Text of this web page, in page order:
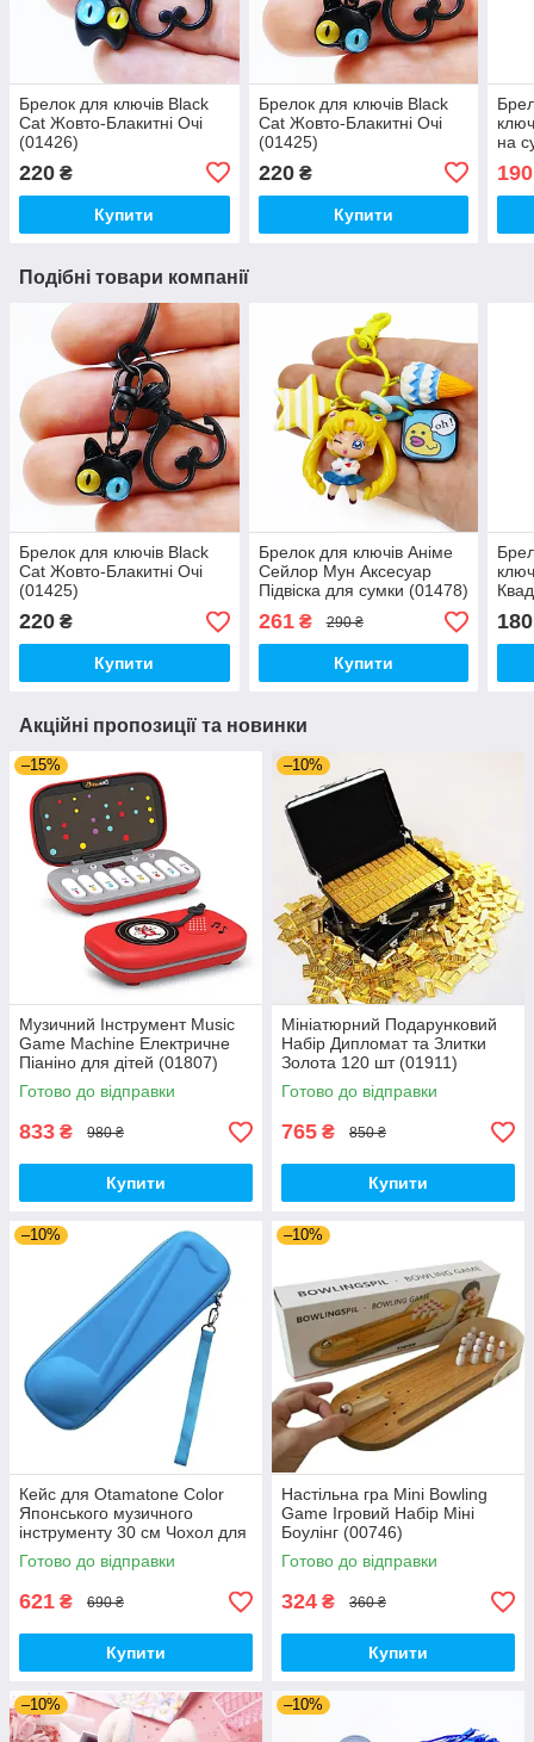
Брелок для ключів Black
Cat Жовто-Блакитні Очі
(01426)
220 ₴
Купити
Брелок для ключів Black
Cat Жовто-Блакитні Очі
(01425)
220₴
Купити
на
190
Подібні товари компанії
Брелок для ключів Black
Cat Жовто-Блакитні Очі
(01425)
220 ₴
Купити
Брелок для ключів Аніме
Сейлор Мун Аксесуар
Підвіска для сумки (01478)
261₴ 290 ₴
Купити
180
Акційні пропозиції та новинки
–15%
Музичний Інструмент Music
Game Machine Електричне
Піаніно для дітей (01807)
Готово до відправки
833 ₴ 980 ₴
Купити
–10%
Мініатюрний Подарунковий
Набір Дипломат та Злитки
Золота 120 шт (01911)
Готово до відправки
765 ₴ 850 ₴
Купити
–10%
Кейс для Otamatone Color
Японського музичного
інструменту 30 см Чохол для
Отаматону (00464)
Готово до відправки
621 ₴ 690 ₴
Купити
–10%
Настільна гра Mini Bowling
Game Ігровий Набір Міні
Боулінг (00746)
Готово до відправки
324 ₴ 360 ₴
Купити
–10% –10%